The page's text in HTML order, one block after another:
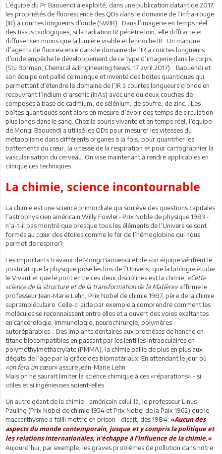
L’équipe du Pr Baouendi a exploité, dans une publication datant de 2017,
les propriétés de fluorescence des QDs dans le domaine de l’infra-rouge
(IR) à courtes longueurs d’onde (SWIR). Dans l’imagerie en temps réel
des tissus biologiques, si la radiation IR pénètre loin, elle diffracte et
diffuse bien moins que la lumière visible et le proche IR. Un manque
d’agents de fluorescence dans le domaine de l’IR à courtes longueurs
d’onde empêche le développement de ce type d’imagerie dans le corps.
(Stu Borman, Chemical & Engineering News, 17 avril 2017)... Baouendi et
son équipe ont pallié ce manque et inventé des boîtes quantiques qui
permettent d’étendre le domaine de l’IR à courtes longueurs d’onde en
recouvrant l’indium d’arsenic (InAs) avec une ou deux couches de
composés à base de cadmium, de sélénium, de soufre, de zinc… Les
boîtes quantiques sont alors en mesure d’avoir des temps de circulation
plus longs dans le sang. Chez la souris vivante et en temps réel, l’équipe
de Mongi Baouendi a utilisé les QDs pour mesurer les vitesses du
métabolisme dans différents organes à la fois, pour quantifier les
battements du cœur, la vitesse de la respiration et pour cartographier la
vascularisation du cerveau. On vise maintenant à rendre applicables en
clinique ces techniques.
La chimie, science incontournable
La chimie est une science primordiale qui soulève des questions capitales:
l’astrophysicien américain Willy Fowler- Prix Noble de physique 1983 -
n’a-t-il pas montré que presque tous les éléments de l’Univers se sont
formés au cœur des étoiles comme le fer de l’hémoglobine qui nous
permet de respirer?
Les importants travaux de Mongi Baouendi et de son équipe vérifient le
postulat que la physique pose les lois de l’Univers, que la biologie étudie
le Vivant et que le pont entre ces deux disciplines est la chimie, «Cette
science de la structure et de la transformation de la Matière» affirme le
professeur Jean-Marie Lehn, Prix Nobel de chimie 1987, père de la chimie
supramoléculaire. Celle-ci aide par exemple à comprendre comment les
molécules se reconnaissent entre elles et a ouvert des voies exaltantes
en cancérologie, immunologie, neurochirurgie, polymères
autoréparables… Des implants dentaires aux prothèses de hanche en
titane biocompatibles en passant par les lentilles intraoculaires en
polyméthylméthacrylate (PMMA), la chimie pallie de plus en plus aux
dégâts de l’âge par la grâce des biomatériaux. En attendant le jour où
«on fera un cœur» assure Jean-Marie Lehn.
Mais on ne saurait limiter la science chimique à ces «réparations» - si
utiles et si ingénieuses soient-elles.
Un autre géant de la chimie - américain celui-là, le professeur Linus
Pauling (Prix Nobel de chimie 1954 et Prix Nobel de la Paix 1962) que le
maccarthysme a failli mettre en prison - disait, dès 1984: «Aucun des
aspects du monde contemporain, jusque et y compris la politique et
les relations internationales, n'échappe à l’influence de la chimie.»
Aujourd’hui, par exemple, les graves problèmes de pollution dans notre